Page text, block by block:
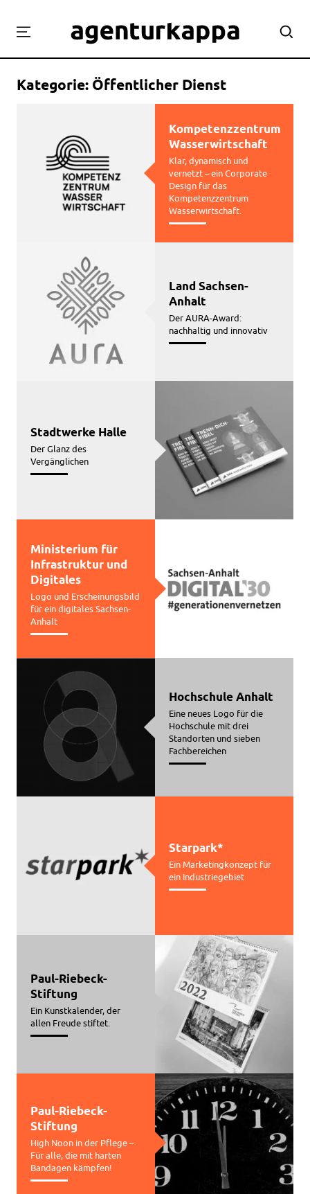
Labor
Team
Kontakt
Kategorie: Öffentlicher Dienst
Kompetenzzentrum
Wasserwirtschaft
Klar, dynamisch und
vernetzt – ein Corporate
Design für das
Kompetenzzentrum
Wasserwirtschaft.
Land Sachsen-
Anhalt
Der AURA-Award:
nachhaltig und innovativ
Stadtwerke Halle
Der Glanz des
Vergänglichen
Ministerium für
Infrastruktur und
Digitales
Logo und Erscheinungsbild
für ein digitales Sachsen-
Anhalt
Hochschule Anhalt
Eine neues Logo für die
Hochschule mit drei
Standorten und sieben
Fachbereichen
Starpark*
Ein Marketingkonzept für
ein Industriegebiet
Paul-Riebeck-
Stiftung
Ein Kunstkalender, der
allen Freude stiftet.
Paul-Riebeck-
Stiftung
High Noon in der Pflege –
Für alle, die mit harten
Bandagen kämpfen!